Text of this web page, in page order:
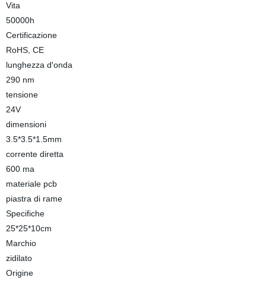
Vita
50000h
Certificazione
RoHS, CE
lunghezza d′onda
290 nm
tensione
24V
dimensioni
3.5*3.5*1.5mm
corrente diretta
600 ma
materiale pcb
piastra di rame
Specifiche
25*25*10cm
Marchio
zidilato
Origine